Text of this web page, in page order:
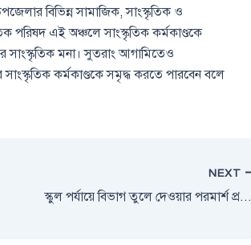
বিভিন্ন সামাজিক, সাংস্কৃতিক ও
পরিষদ এই অঞ্চলে সাংস্কৃতিক কর্মকাণ্ডকে
সাংস্কৃতিক মনা। সুতরাং আগামিতেও
কর্মকাণ্ডকে সমৃদ্ধ করতে পারবেন বলে
NEXT
স্কুল পর্যায়ে বিভাগ তুলে দেওয়ার পরমার্শ প্রধানমন্রীর